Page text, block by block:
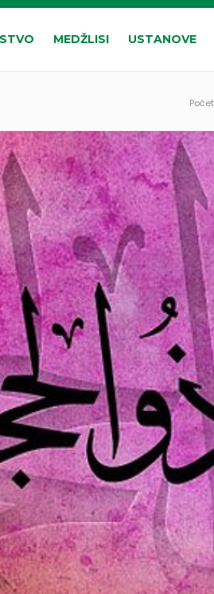
MEDŽLISI USTANOVE